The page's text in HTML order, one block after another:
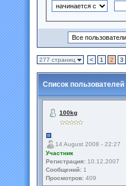
277 страниц < 1 2 3
Список пользователей
100kg
14 August 2008 - 22:27
Участник
Регистрация: 10.12.2007
Сообщений: 1
Просмотров: 409